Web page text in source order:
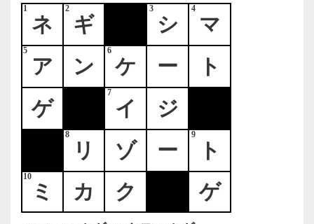
1 2 3 4
5 6
7
8 9
10
ネ ギ シ
マ
ア
ン ケ ー
ト
ゲ
イ
ジ
リ
ゾ ー
ト
ミ
カ ク ゲ